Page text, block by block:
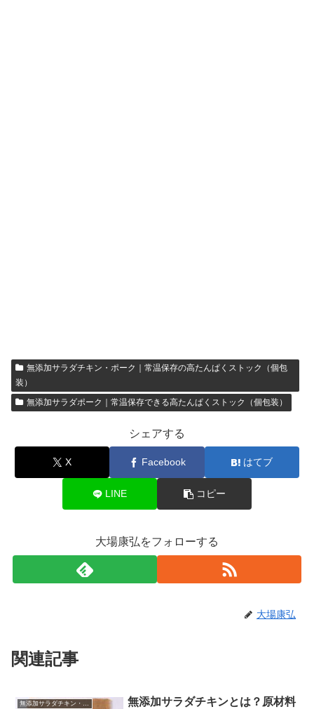
無添加サラダチキン・ポーク｜常温保存の高たんぱくストック（個包
装）
無添加サラダポーク｜常温保存できる高たんぱくストック（個包装）
シェアする
X Facebook はてブ
LINE コピー
大場康弘をフォローする
大場康弘
関連記事
無添加サラダチキン・ポーク｜常温保存の高たんぱくストック（個包装）
無添加サラダチキンとは？原材料